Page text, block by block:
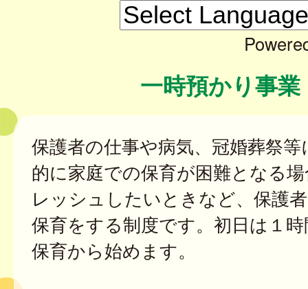
一時預かり事業
保護者の仕事や病気、冠婚葬祭
的に家庭での保育が困難となる
レッシュしたいときなど、保護
保育をする制度です。初日は１
保育から始めます。